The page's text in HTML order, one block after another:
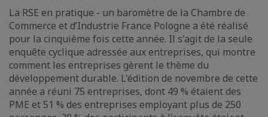
La RSE en pratique - un baromètre de la Chambre de
Commerce et d’Industrie France Pologne a été réalisé
pour la cinquième fois cette année. Il s'agit de la seule
enquête cyclique adressée aux entreprises, qui montre
comment les entreprises gèrent le thème du
développement durable. L'édition de novembre de cette
année a réuni 75 entreprises, dont 49 % étaient des
PME et 51 % des entreprises employant plus de 250